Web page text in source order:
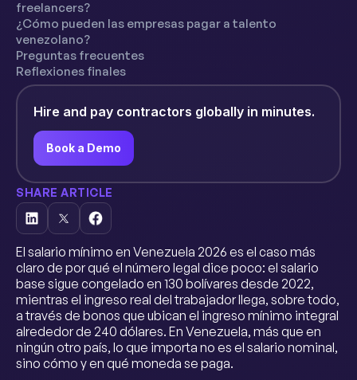
freelancers?
¿Cómo pueden las empresas pagar a talento
venezolano?
Preguntas frecuentes
Reflexiones finales
Hire and pay contractors globally in minutes.
Book a Demo
SHARE ARTICLE
El salario mínimo en Venezuela 2026 es el caso más
claro de por qué el número legal dice poco: el salario
base sigue congelado en 130 bolívares desde 2022,
mientras el ingreso real del trabajador llega, sobre todo,
a través de bonos que ubican el ingreso mínimo integral
alrededor de 240 dólares. En Venezuela, más que en
ningún otro país, lo que importa no es el salario nominal,
sino cómo y en qué moneda se paga.